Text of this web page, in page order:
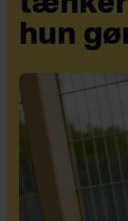
hun